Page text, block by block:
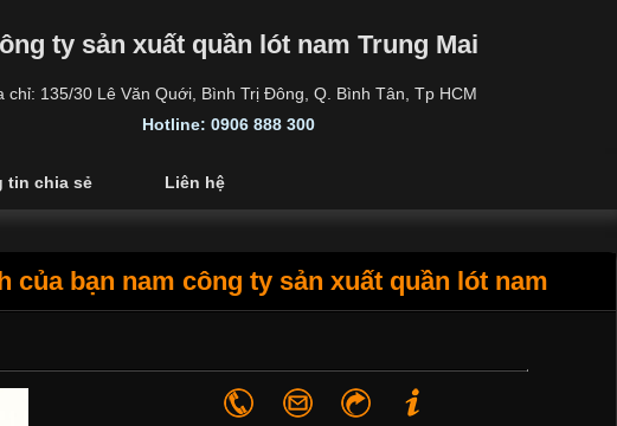
ty sản xuất quần lót nam Trung Mai
chỉ: 135/30 Lê Văn Quới, Bình Trị Đông, Q. Bình Tân, Tp HCM
Hotline: 0906 888 300
tin chia sẻ Liên hệ
bạn nam công ty sản xuất quần lót nam